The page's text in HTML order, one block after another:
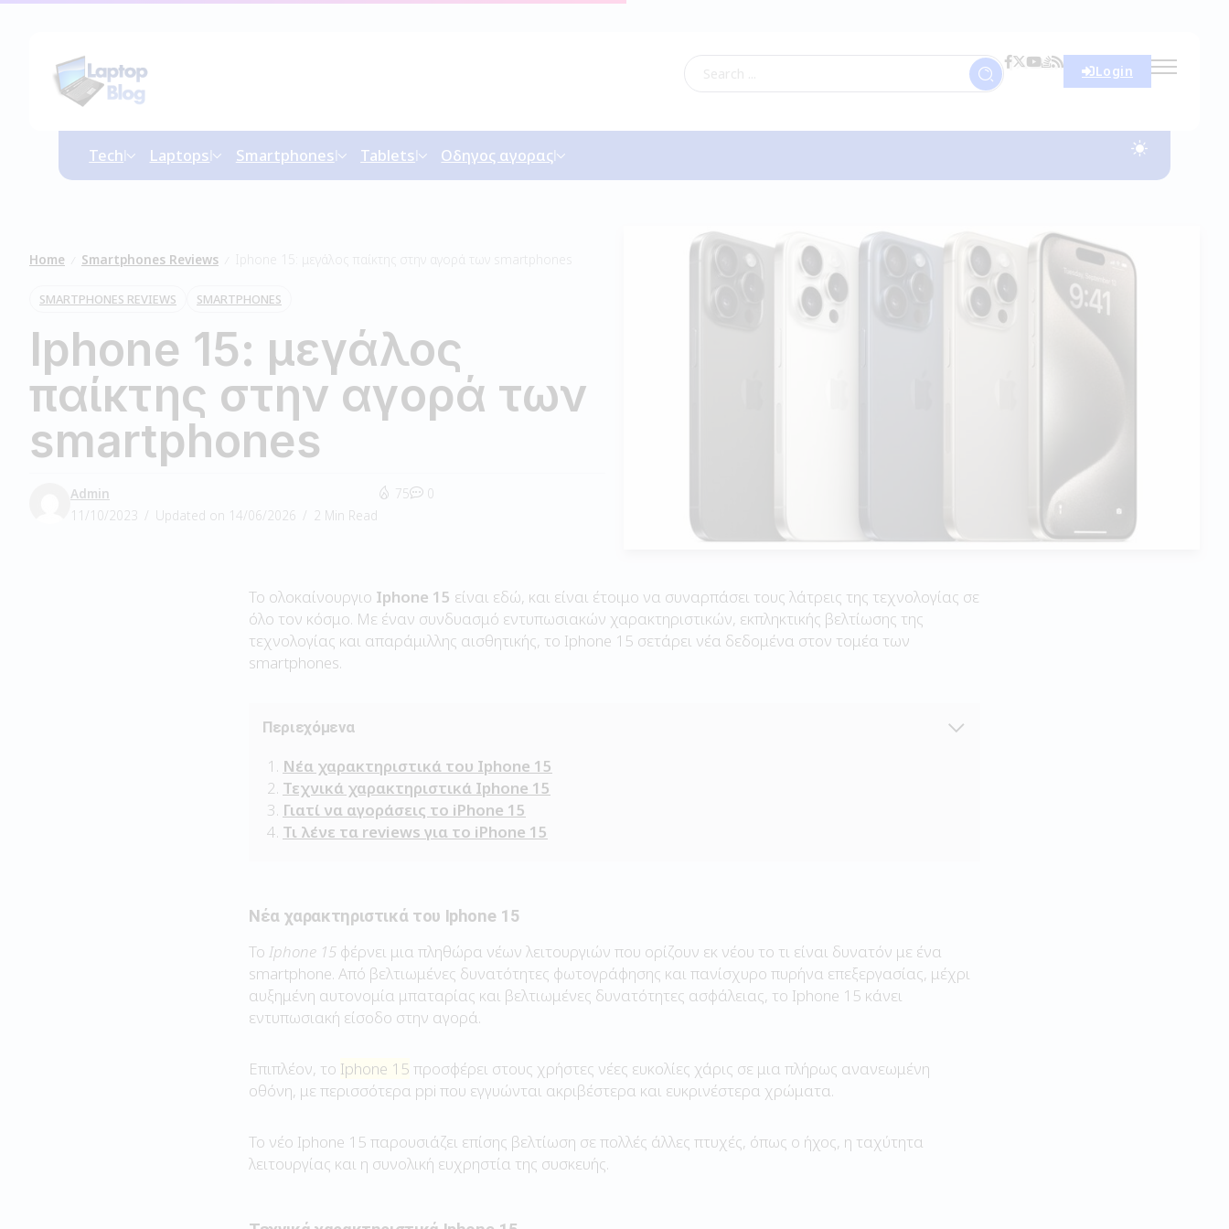
Login
Tech Laptops Smartphones Tablets Οδηγος αγορας
Home Smartphones Reviews Iphone 15: μεγάλος παίκτης στην αγορά των smartphones
SMARTPHONES REVIEWS SMARTPHONES
Iphone 15: μεγάλος
παίκτης στην αγορά των
smartphones
Admin
11/10/2023
Updated on 14/06/2026 2 Min Read
75 0
Το ολοκαίνουργιο Iphone 15 είναι εδώ, και είναι έτοιμο να συναρπάσει τους λάτρεις της τεχνολογίας σε
όλο τον κόσμο. Με έναν συνδυασμό εντυπωσιακών χαρακτηριστικών, εκπληκτικής βελτίωσης της
τεχνολογίας και απαράμιλλης αισθητικής, το Ιphone 15 σετάρει νέα δεδομένα στον τομέα των
smartphones.
Περιεχόμενα
Νέα χαρακτηριστικά του Iphone 15
Τεχνικά χαρακτηριστικά Iphone 15
Γιατί να αγοράσεις το iPhone 15
Τι λένε τα reviews για το iPhone 15
Νέα χαρακτηριστικά του Iphone 15
Το Iphone 15 φέρνει μια πληθώρα νέων λειτουργιών που ορίζουν εκ νέου το τι είναι δυνατόν με ένα
smartphone. Από βελτιωμένες δυνατότητες φωτογράφησης και πανίσχυρο πυρήνα επεξεργασίας, μέχρι
αυξημένη αυτονομία μπαταρίας και βελτιωμένες δυνατότητες ασφάλειας, το Iphone 15 κάνει
εντυπωσιακή είσοδο στην αγορά.
Επιπλέον, το Iphone 15 προσφέρει στους χρήστες νέες ευκολίες χάρις σε μια πλήρως ανανεωμένη
οθόνη, με περισσότερα ppi που εγγυώνται ακριβέστερα και ευκρινέστερα χρώματα.
Το νέο Iphone 15 παρουσιάζει επίσης βελτίωση σε πολλές άλλες πτυχές, όπως ο ήχος, η ταχύτητα
λειτουργίας και η συνολική ευχρηστία της συσκευής.